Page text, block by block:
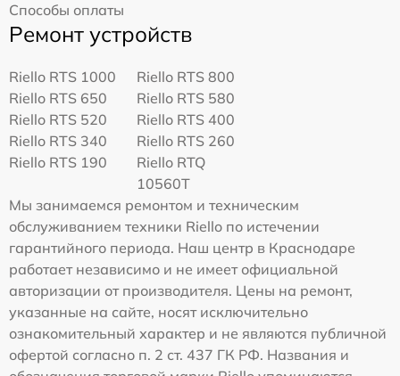
Способы оплаты
Ремонт устройств
Riello RTS 1000
Riello RTS 800
Riello RTS 650
Riello RTS 580
Riello RTS 520
Riello RTS 400
Riello RTS 340
Riello RTS 260
Riello RTS 190
Riello RTQ
10560T
Мы занимаемся ремонтом и техническим
обслуживанием техники Riello по истечении
гарантийного периода. Наш центр в Краснодаре
работает независимо и не имеет официальной
авторизации от производителя. Цены на ремонт,
указанные на сайте, носят исключительно
ознакомительный характер и не являются публичной
офертой согласно п. 2 ст. 437 ГК РФ. Названия и